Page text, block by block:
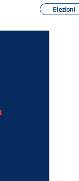
Elezioni